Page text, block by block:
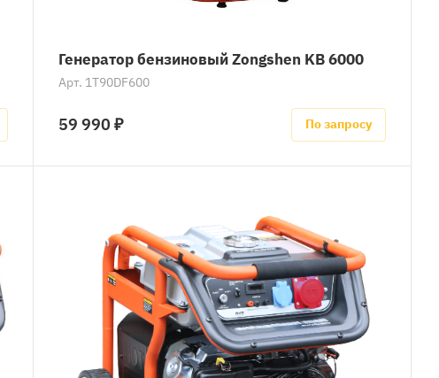
Генератор бензиновый Zongshen KB 6000
Арт. 1T90DF600
59 990 ₽ По запросу